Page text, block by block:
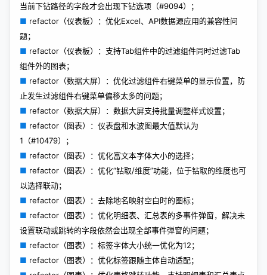
当前下钻路径的字段才会出现下钻选项（#9094）；
■ refactor（仪表板）：优化Excel、API数据源应用的兼容性问
题；
■ refactor（仪表板）：支持Tab组件中的过滤组件同时过滤Tab
组件外的图表；
■ refactor（数据大屏）：优化过滤组件右键菜单的显示位置，防
止发生过滤组件右键菜单偏移太多的问题；
■ refactor（数据大屏）：数据大屏支持批量调整样式设置；
■ refactor（图表）：仪表盘和水波图最大值默认为
1（#10479）；
■ refactor（图表）：优化富文本字体大小的选择；
■ refactor（图表）：优化“钻取/维度”功能，位于钻取的维度也可
以选择联动；
■ refactor（图表）：去除地名映射空白时的图标；
■ refactor（图表）：优化明细表、汇总表的多事件弹窗，解决未
设置联动或跳转的字段依然会出现全部事件弹窗的问题；
■ refactor（图表）：标签字体大小统一优化为12；
■ refactor（图表）：优化标签跟随主体自动适配；